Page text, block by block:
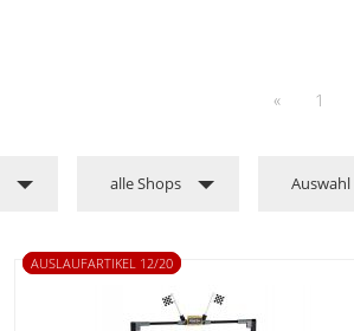
« 1
alle Shops Auswahl
AUSLAUFARTIKEL 12/20